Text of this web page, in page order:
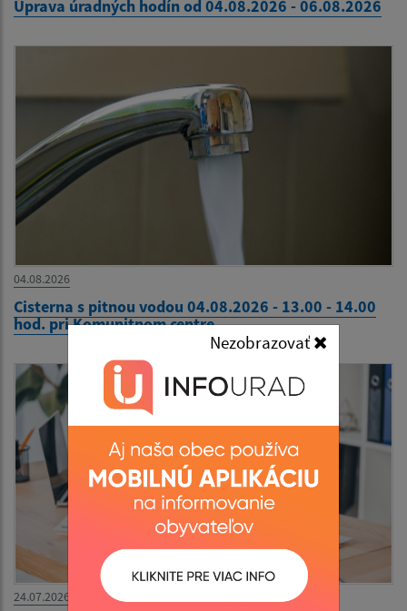
Nezobrazovať
Úprava úradných hodín od 04.08.2026 - 06.08.2026
04.08.2026
Cisterna s pitnou vodou 04.08.2026 - 13.00 - 14.00
hod. pri Komunitnom centre
24.07.2026